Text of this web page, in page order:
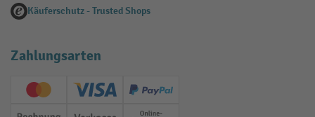
Käuferschutz - Trusted Shops
Zahlungsarten
Creditcard (Master)Creditcard (Visa)
PayPal